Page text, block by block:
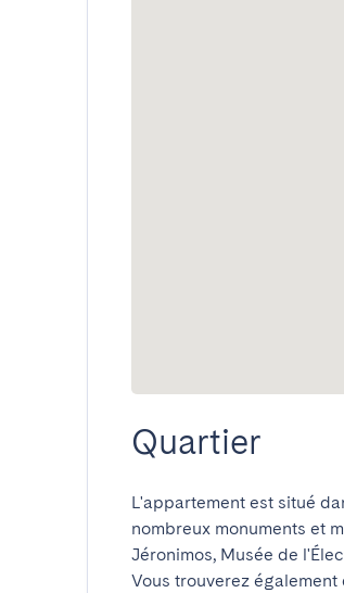
Quartier
L'appartement est situé
nombreux monuments et
Jéronimos, Musée de
Vous trouverez